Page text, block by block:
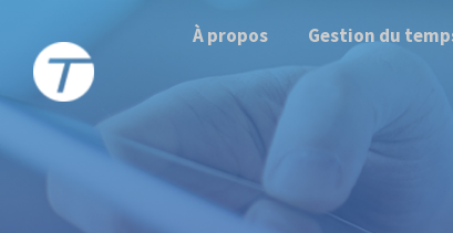
À propos Gestion du